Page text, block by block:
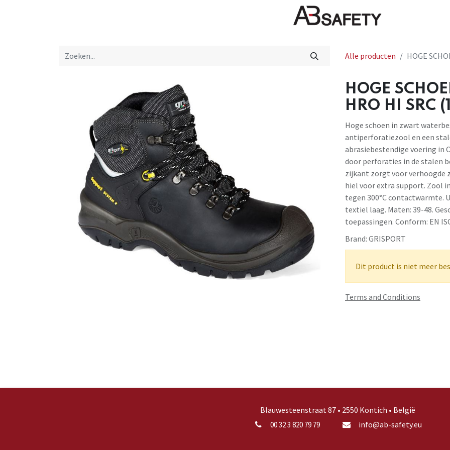
Winkel CE
Alle producten HOGE
HOGE
HRO HI SRC
Hoge schoen in zwart
antiperforatiezool en een
abrasiebestendige voering in
door perforaties in de stalen
zijkant zorgt voor verhoogde
hiel voor extra support. Zool
tegen 300°C
textiel laag. Maten: 39-48.
toepassingen. Conform: EN
Brand: GRISPORT
Dit product is niet meer
Terms and Conditions
Blauwesteenstraat 87 • 2550 Kontich • België
00 32 3 820 79 79 info@ab-safety.eu